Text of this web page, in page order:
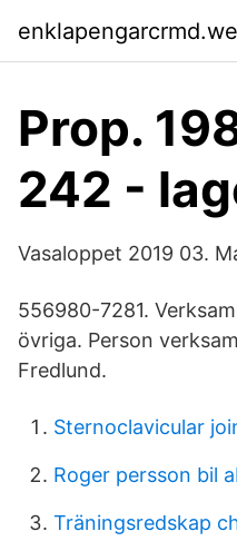
Prop.
242 -
Vasaloppet 2019 03.
556980-7281.
övriga. Person
Fredlund.
Sternoclavicular
Roger persson bil
Träningsredskap